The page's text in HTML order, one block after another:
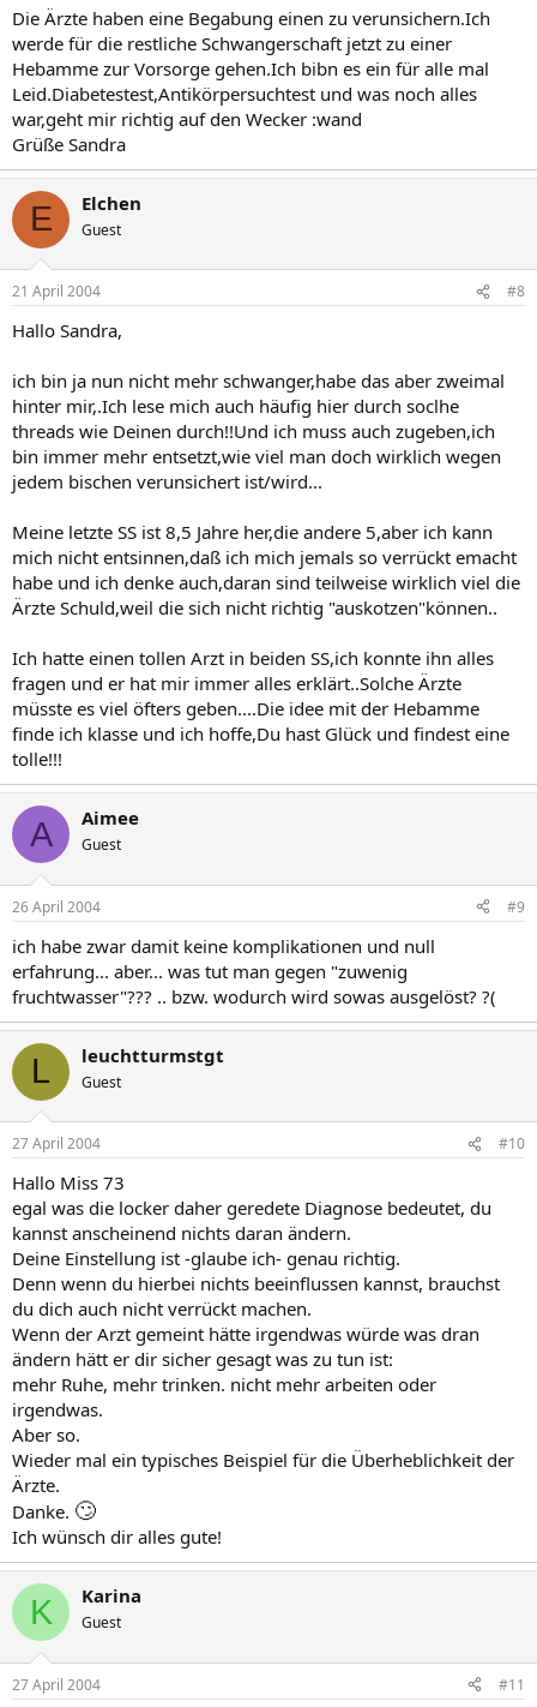
Die Ärzte haben eine Begabung einen zu verunsichern.Ich
werde für die restliche Schwangerschaft jetzt zu einer
Hebamme zur Vorsorge gehen.Ich bibn es ein für alle mal
Leid.Diabetestest,Antikörpersuchtest und was noch alles
war,geht mir richtig auf den Wecker :wand
Grüße Sandra
E Elchen
Guest
21 April 2004 #8
Hallo Sandra,
ich bin ja nun nicht mehr schwanger,habe das aber zweimal
hinter mir,.Ich lese mich auch häufig hier durch soclhe
threads wie Deinen durch!!Und ich muss auch zugeben,ich
bin immer mehr entsetzt,wie viel man doch wirklich wegen
jedem bischen verunsichert ist/wird...
Meine letzte SS ist 8,5 Jahre her,die andere 5,aber ich kann
mich nicht entsinnen,daß ich mich jemals so verrückt emacht
habe und ich denke auch,daran sind teilweise wirklich viel die
Ärzte Schuld,weil die sich nicht richtig "auskotzen"können..
Ich hatte einen tollen Arzt in beiden SS,ich konnte ihn alles
fragen und er hat mir immer alles erklärt..Solche Ärzte
müsste es viel öfters geben....Die idee mit der Hebamme
finde ich klasse und ich hoffe,Du hast Glück und findest eine
tolle!!!
A Aimee
Guest
26 April 2004 #9
ich habe zwar damit keine komplikationen und null
erfahrung... aber... was tut man gegen "zuwenig
fruchtwasser"??? .. bzw. wodurch wird sowas ausgelöst? ?(
L leuchtturmstgt
Guest
27 April 2004 #10
Hallo Miss 73
egal was die locker daher geredete Diagnose bedeutet, du
kannst anscheinend nichts daran ändern.
Deine Einstellung ist -glaube ich- genau richtig.
Denn wenn du hierbei nichts beeinflussen kannst, brauchst
du dich auch nicht verrückt machen.
Wenn der Arzt gemeint hätte irgendwas würde was dran
ändern hätt er dir sicher gesagt was zu tun ist:
mehr Ruhe, mehr trinken. nicht mehr arbeiten oder
irgendwas.
Aber so.
Wieder mal ein typisches Beispiel für die Überheblichkeit der
Ärzte.
Danke. 🙄
Ich wünsch dir alles gute!
K Karina
Guest
27 April 2004 #11